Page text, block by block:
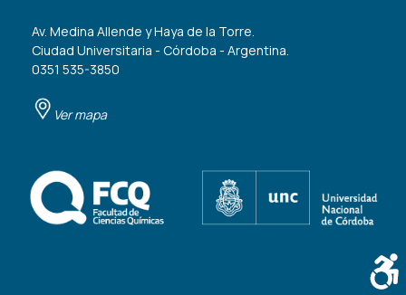
Av. Medina Allende y Haya de la Torre.
Ciudad Universitaria - Córdoba - Argentina.
0351 535-3850
Ver mapa